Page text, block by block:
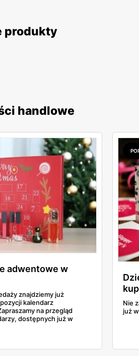
produkty
handlowe
adwentowe w
znajdziemy już
kalendarz
na przegląd
dostępnych już w
Nie
już